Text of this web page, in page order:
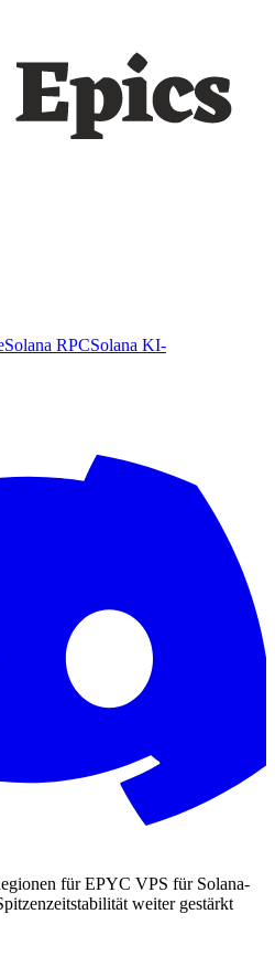
Solana RPCSolana KI-
für EPYC VPS für Solana-
weiter gestärkt